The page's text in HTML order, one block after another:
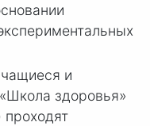
и
здоровья»
проходят